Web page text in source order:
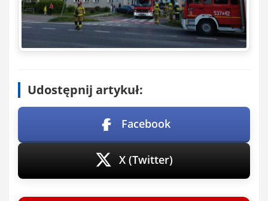
Udostępnij artykuł:
Facebook
X (Twitter)